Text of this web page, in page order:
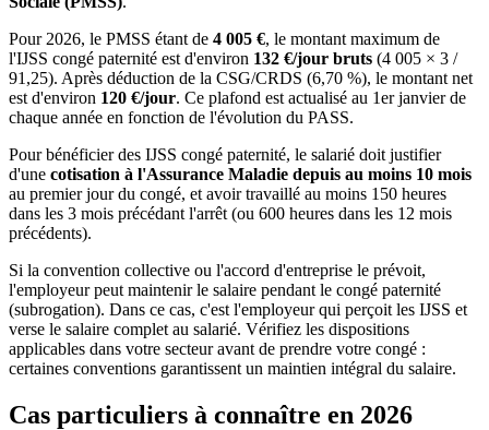
Pour 2026, le PMSS étant de 4 005 €, le montant maximum de
l'IJSS congé paternité est d'environ 132 €/jour bruts (4 005 × 3 /
91,25). Après déduction de la CSG/CRDS (6,70 %), le montant net
est d'environ 120 €/jour. Ce plafond est actualisé au 1er janvier de
chaque année en fonction de l'évolution du PASS.
Pour bénéficier des IJSS congé paternité, le salarié doit justifier
d'une cotisation à l'Assurance Maladie depuis au moins 10 mois
au premier jour du congé, et avoir travaillé au moins 150 heures
dans les 3 mois précédant l'arrêt (ou 600 heures dans les 12 mois
précédents).
Si la convention collective ou l'accord d'entreprise le prévoit,
l'employeur peut maintenir le salaire pendant le congé paternité
(subrogation). Dans ce cas, c'est l'employeur qui perçoit les IJSS et
verse le salaire complet au salarié. Vérifiez les dispositions
applicables dans votre secteur avant de prendre votre congé :
certaines conventions garantissent un maintien intégral du salaire.
Cas particuliers à connaître en 2026